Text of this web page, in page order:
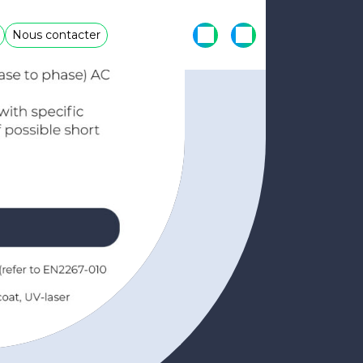
Nous contacter